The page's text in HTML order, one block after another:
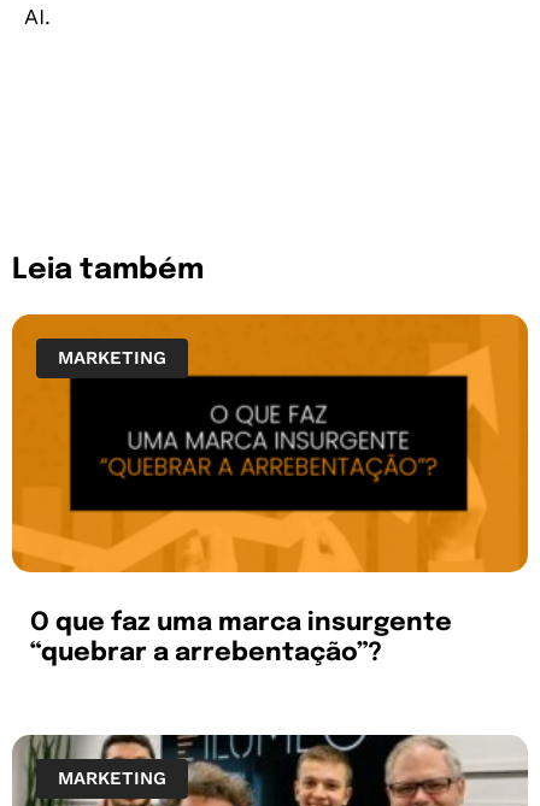
AI.
Leia também
MARKETING
O que faz uma marca insurgente
“quebrar a arrebentação”?
MARKETING